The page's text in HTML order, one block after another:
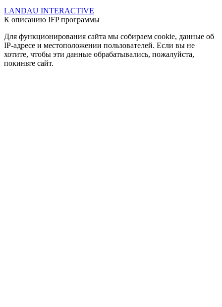
LANDAU INTERACTIVE
К описанию IFP программы
Для функционирования сайта мы собираем cookie, данные об
IP-адресе и местоположении пользователей. Если вы не
хотите, чтобы эти данные обрабатывались, пожалуйста,
покиньте сайт.